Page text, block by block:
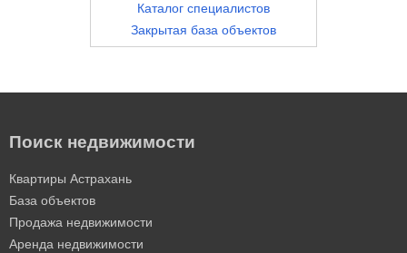
Каталог специалистов
Закрытая база объектов
Поиск недвижимости
Квартиры Астрахань
База объектов
Продажа недвижимости
Аренда недвижимости